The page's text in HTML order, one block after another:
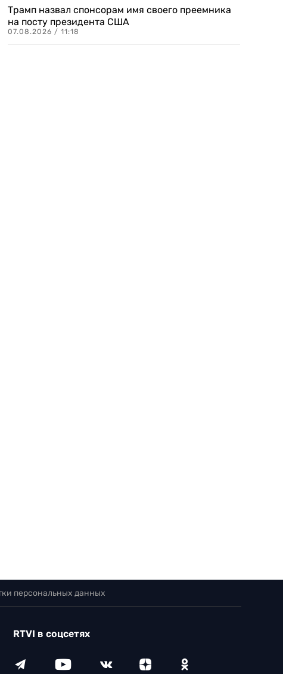
Трамп назвал спонсорам имя своего преемника
на посту президента США
07.08.2026 / 11:18
персональных данных
RTVI в соцсетях